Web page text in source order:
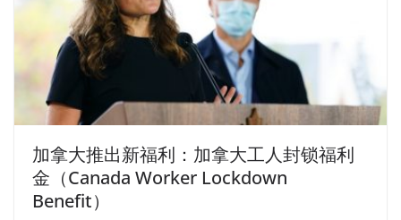
加拿大推出新福利：加拿大工人封锁福利
金（Canada Worker Lockdown
Benefit）